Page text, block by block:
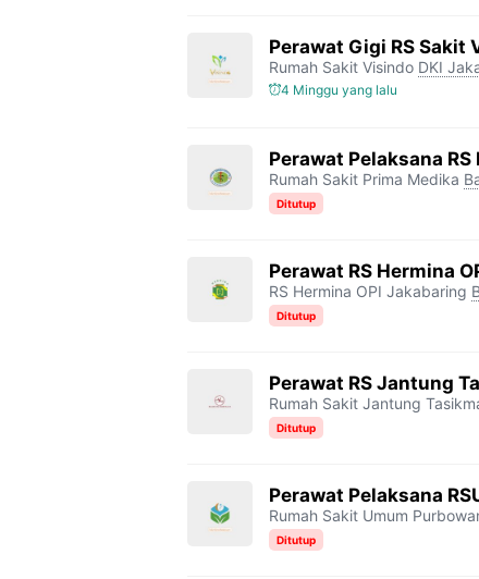
Perawat Gigi RS Sakit
Rumah Sakit Visindo DKI
4 Minggu yang lalu
Perawat Pelaksana
Rumah Sakit Prima Medika
Ditutup
Perawat RS Hermina
RS Hermina OPI Jakabaring
Ditutup
Perawat RS Jantung
Rumah Sakit Jantung
Ditutup
Perawat Pelaksana
Rumah Sakit Umum
Ditutup